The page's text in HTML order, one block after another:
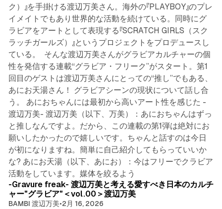
ク）』を手掛ける渡辺万美さん。海外の『PLAYBOY』のプレ
イメイトでもあり世界的な活動を続けている。同時にグ
ラビアをアートとして表現する『SCRATCH GIRLS（スク
ラッチガールズ）』というプロジェクトをプロデュースし
ている。 そんな渡辺万美さんがグラビアカルチャーの個
性を発信する連載“グラビア・フリーク”がスタート。第1
回目のゲストは渡辺万美さんにとっての“推し”でもある、
あにお天湯さん！ グラビアシーンの現状について話し合
う。 あにおちゃんには最初から高いアート性を感じた -
渡辺万美- 渡辺万美（以下、万美）：あにおちゃんはずっ
と推しなんですよ。だから、この連載の第1弾は絶対にお
願いしたかったので嬉しいです。ちゃんと話すのは今日
が初になりますね。簡単に自己紹介してもらっていいか
な? あにお天湯（以下、あにお）：今はフリーでクラビア
活動をしています。媒体を絞るよう
5 min read
-Gravure freak- 渡辺万美と考える愛すべき日本のカルチ
ャー"グラビア"＜vol.00＞渡辺万美
BAMBI 渡辺万美•2月 16, 2026